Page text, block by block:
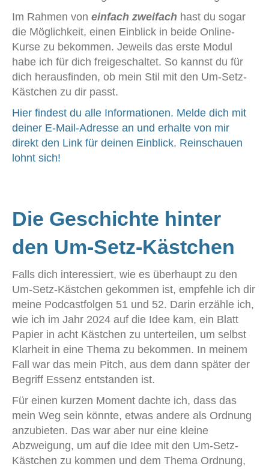
Im Rahmen von einfach zweifach hast du sogar
die Möglichkeit, einen Einblick in beide Online-
Kurse zu bekommen. Jeweils das erste Modul
habe ich für dich freigeschaltet. So kannst du für
dich herausfinden, ob mein Stil mit den Um-Setz-
Kästchen zu dir passt.
Hier findest du alle Informationen. Melde dich mit
deiner E-Mail-Adresse an und erhalte von mir
direkt den Link für deinen Einblick. Reinschauen
lohnt sich!
Die Geschichte hinter
den Um-Setz-Kästchen
Falls dich interessiert, wie es überhaupt zu den
Um-Setz-Kästchen gekommen ist, empfehle ich dir
meine Podcastfolgen 51 und 52. Darin erzähle ich,
wie ich im Jahr 2024 auf die Idee kam, ein Blatt
Papier in acht Kästchen zu unterteilen, um selbst
Klarheit in eine Thema zu bekommen. In meinem
Fall war das mein Pitch, aus dem dann später der
Begriff Essenz entstanden ist.
Für einen kurzen Moment dachte ich, dass das
mein Weg sein könnte, etwas andere als Ordnung
anzubieten. Das war aber nur eine kleine
Abzweigung, um auf die Idee mit den Um-Setz-
Kästchen zu kommen und dem Thema Ordnung,